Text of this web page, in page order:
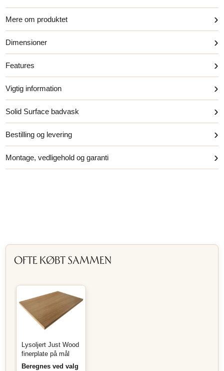
Mere om produktet ›
Dimensioner ›
Features ›
Vigtig information ›
Solid Surface badvask ›
Bestilling og levering ›
Montage, vedligehold og garanti ›
OFTE KØBT SAMMEN
Lysoljert Just Wood
finerplate på mål
Beregnes ved valg